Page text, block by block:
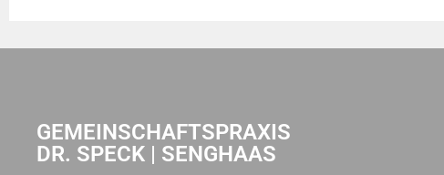
GEMEINSCHAFTSPRAXIS
DR. SPECK | SENGHAAS